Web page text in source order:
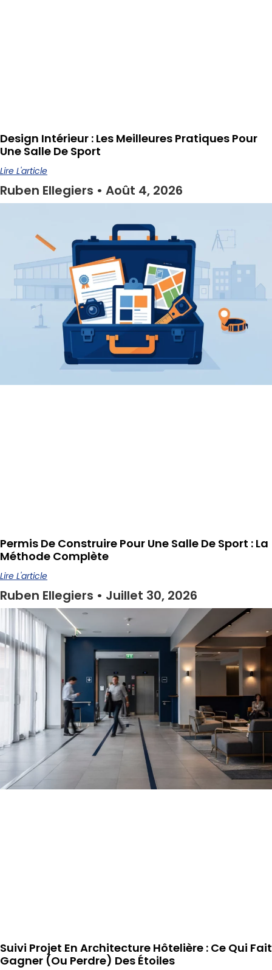
Design Intérieur : Les Meilleures Pratiques Pour
Une Salle De Sport
Lire L'article
Ruben Ellegiers Août 4, 2026
Permis De Construire Pour Une Salle De Sport : La
Méthode Complète
Lire L'article
Ruben Ellegiers Juillet 30, 2026
Suivi Projet En Architecture Hôtelière : Ce Qui Fait
Gagner (ou Perdre) Des Étoiles